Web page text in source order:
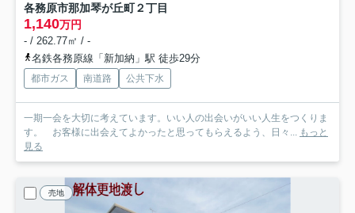
各務原市那加琴が丘町２丁目
1,140万円
- / 262.77㎡ / -
名鉄各務原線「新加納」駅 徒歩29分
都市ガス 南道路 公共下水
一期一会を大切に考えています。いい人の出会いがいい人生をつくりま
す。 お客様に出会えてよかったと思ってもらえるよう、日々...
もっと
見る
売地